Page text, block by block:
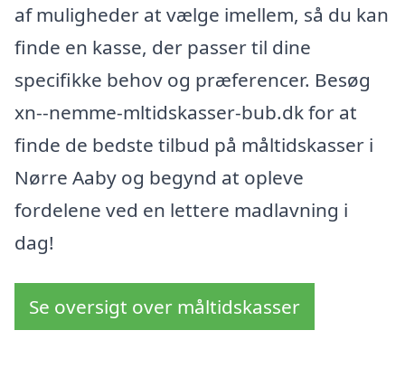
af muligheder at vælge imellem, så du kan
finde en kasse, der passer til dine
specifikke behov og præferencer. Besøg
xn--nemme-mltidskasser-bub.dk for at
finde de bedste tilbud på måltidskasser i
Nørre Aaby og begynd at opleve
fordelene ved en lettere madlavning i
dag!
Se oversigt over måltidskasser